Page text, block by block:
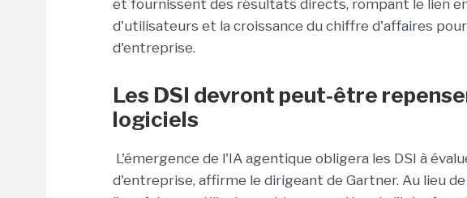
et fournissent des résultats directs, rompant le lien
d'utilisateurs et la croissance du chiffre d'affaires
d'entreprise.
Les DSI devront peut-être
logiciels
L'émergence de l'IA agentique obligera les DSI à
d'entreprise, affirme le dirigeant de Gartner. Au lieu